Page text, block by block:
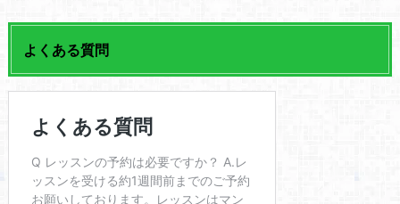
よくある質問